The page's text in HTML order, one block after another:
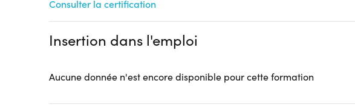
Hébergement :Pas d'hébergement
Transport :Pas de transport
Consulter la certification
Insertion dans l'emploi
Aucune donnée n'est encore disponible pour cette formation